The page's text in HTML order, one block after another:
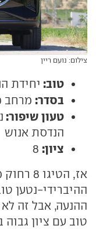
צילום: נועם ריין
טוב: יחידת
בסדר: מרחב
טעון שיפור:
הנדסת אנוש
ציון:
אז,
ההיברידי-נטען
ההנעה, אבל זה
טוב עם ציון